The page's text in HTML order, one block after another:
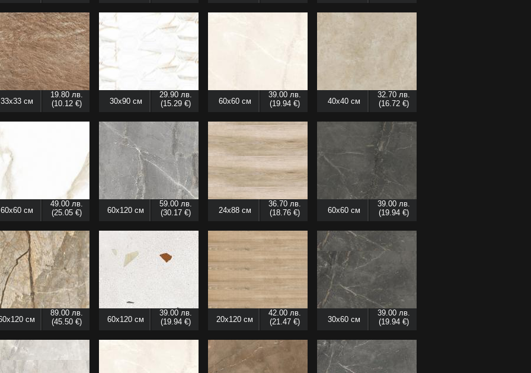
33x33 см
19.80 лв.
(10.12 €)
30x90 см
29.90 лв.
(15.29 €)
60x60 см
39.00 лв.
(19.94 €)
40x40 см
32.70 лв.
(16.72 €)
60x60 см
49.00 лв.
(25.05 €)
60x120 см
59.00 лв.
(30.17 €)
24x88 см
36.70 лв.
(18.76 €)
60x60 см
39.00 лв.
(19.94 €)
см
89.00 лв.
(45.50 €)
60x120 см
39.00 лв.
(19.94 €)
20x120 см
42.00 лв.
(21.47 €)
30x60 см
39.00 лв.
(19.94 €)